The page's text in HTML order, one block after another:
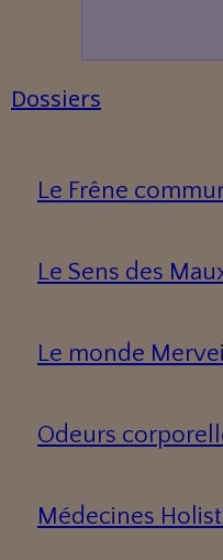
Dossiers
Le Frêne
Le Sens des
Le monde
Odeurs
Médecines